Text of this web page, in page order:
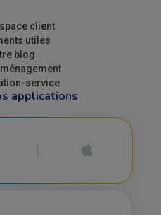
client
utiles
blog
service
applications